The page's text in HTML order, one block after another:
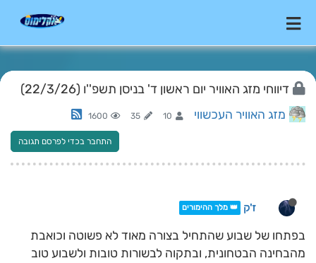
דיווחי מזג האוויר יום ראשון ד' בניסן תשפ''ו (22/3/26)
מזג האוויר העכשווי 10
35
1600
התחבר בכדי לפרסם תגובה
ז'ק 👑 מלך ההימורים
בפתחו של שבוע שהתחיל בצורה מאוד לא פשוטה וכואבת
מהבחינה הבטחונית, ובתקוה לבשורות טובות ולשבוע טוב